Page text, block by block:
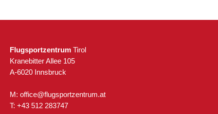
Flugsportzentrum Tirol
Kranebitter Allee 105
A-6020 Innsbruck
M: ta.murtneztropsgulf@eciffo
T: +43 512 283747